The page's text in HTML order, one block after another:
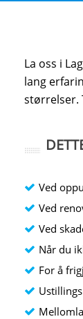
La oss i
lang
størrelser.
Ved
Ved
Ved
Når du
For å